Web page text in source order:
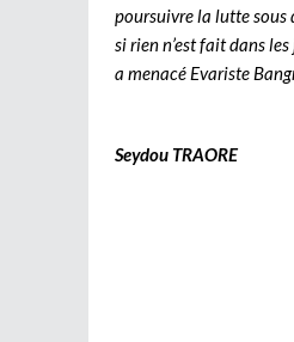
poursuivre la lutte sous
si rien n’est fait dans
a menacé Evariste
Seydou TRAORE